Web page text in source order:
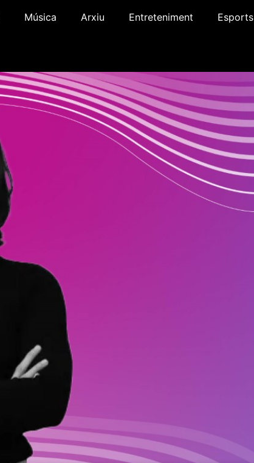
Música Arxiu Entreteniment Esports